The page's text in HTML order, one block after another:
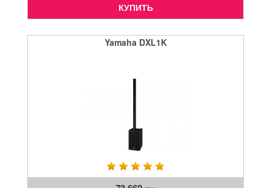
КУПИТЬ
Yamaha DXL1K